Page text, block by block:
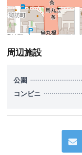
周辺施設
公園
コンビニ